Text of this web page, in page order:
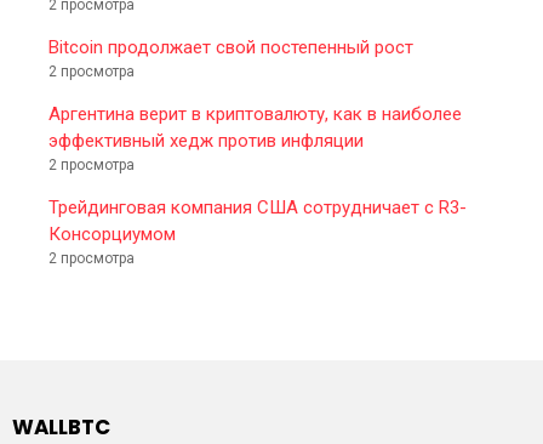
2 просмотра
Bitcoin продолжает свой постепенный рост
2 просмотра
Аргентина верит в криптовалюту, как в наиболее
эффективный хедж против инфляции
2 просмотра
Трейдинговая компания США сотрудничает с R3-
Консорциумом
2 просмотра
WALLBTC